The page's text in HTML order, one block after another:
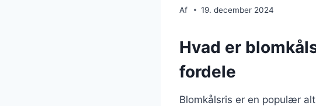
Af 19. december 2024
Hvad er
fordele
Blomkålsris er en populær